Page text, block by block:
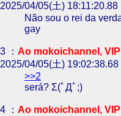
2025/04/05(土)
Não sou o rei da
gay
3 ： Ao mokoichannel,
2025/04/05(土)
>>2
será? Σ(ﾟДﾟ;)
4 ： Ao mokoichannel,